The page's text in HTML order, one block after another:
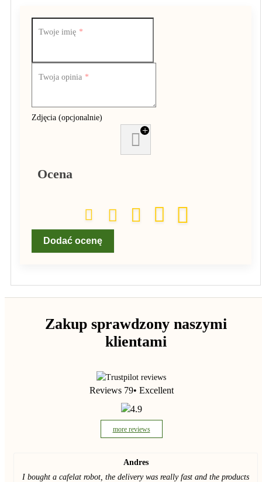
Twoje imię
Twoja opinia
Zdjęcia (opcjonalnie)
+
Ocena
Dodać ocenę
Zakup sprawdzony naszymi
klientami
Reviews 79• Excellent
4.9
more reviews
Andres
I bought a cafelat robot, the delivery was really fast and the products